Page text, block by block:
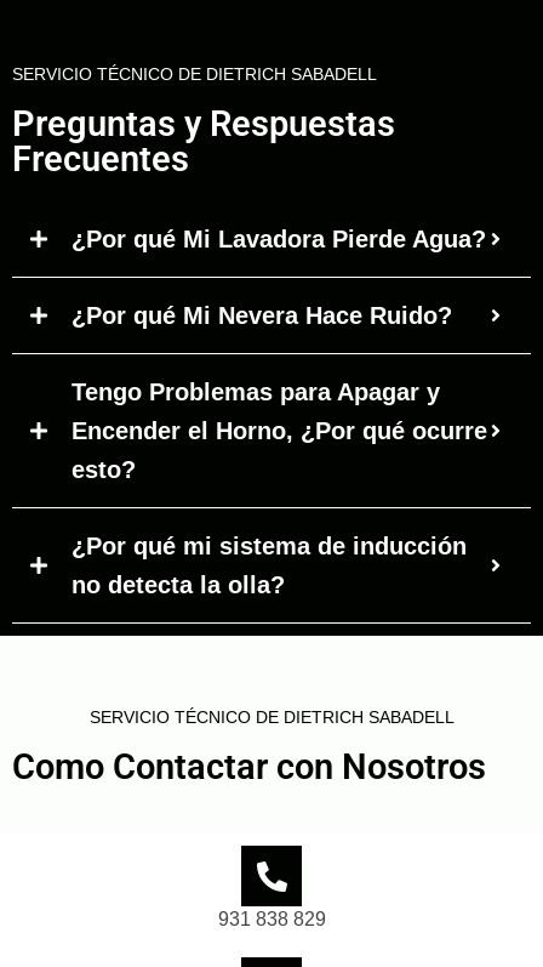
SERVICIO TÉCNICO DE DIETRICH SABADELL
Preguntas y Respuestas
Frecuentes
¿Por qué Mi Lavadora Pierde Agua?
¿Por qué Mi Nevera Hace Ruido?
Tengo Problemas para Apagar y
Encender el Horno, ¿Por qué ocurre
esto?
¿Por qué mi sistema de inducción
no detecta la olla?
SERVICIO TÉCNICO DE DIETRICH SABADELL
Como Contactar con Nosotros
931 838 829